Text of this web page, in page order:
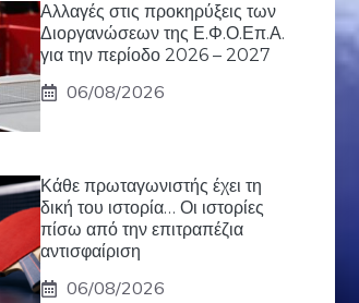
Αλλαγές στις προκηρύξεις των
Διοργανώσεων της Ε.Φ.Ο.Επ.Α.
για την περίοδο 2026 – 2027
06/08/2026
Κάθε πρωταγωνιστής έχει τη
δική του ιστορία… Οι ιστορίες
πίσω από την επιτραπέζια
αντισφαίριση
06/08/2026